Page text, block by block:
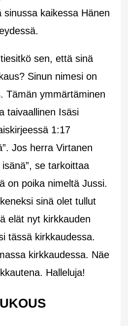
sinussa kaikessa Hänen
sen, että sinä
Sinun nimesi on
Tämän ymmärtäminen
taivaallinen Isäsi
1:17
Jos herra Virtanen
se tarkoittaa
on poika nimeltä Jussi.
sinä olet tullut
elät nyt kirkkauden
tässä kirkkaudessa.
kirkkaudessa. Näe
Halleluja!